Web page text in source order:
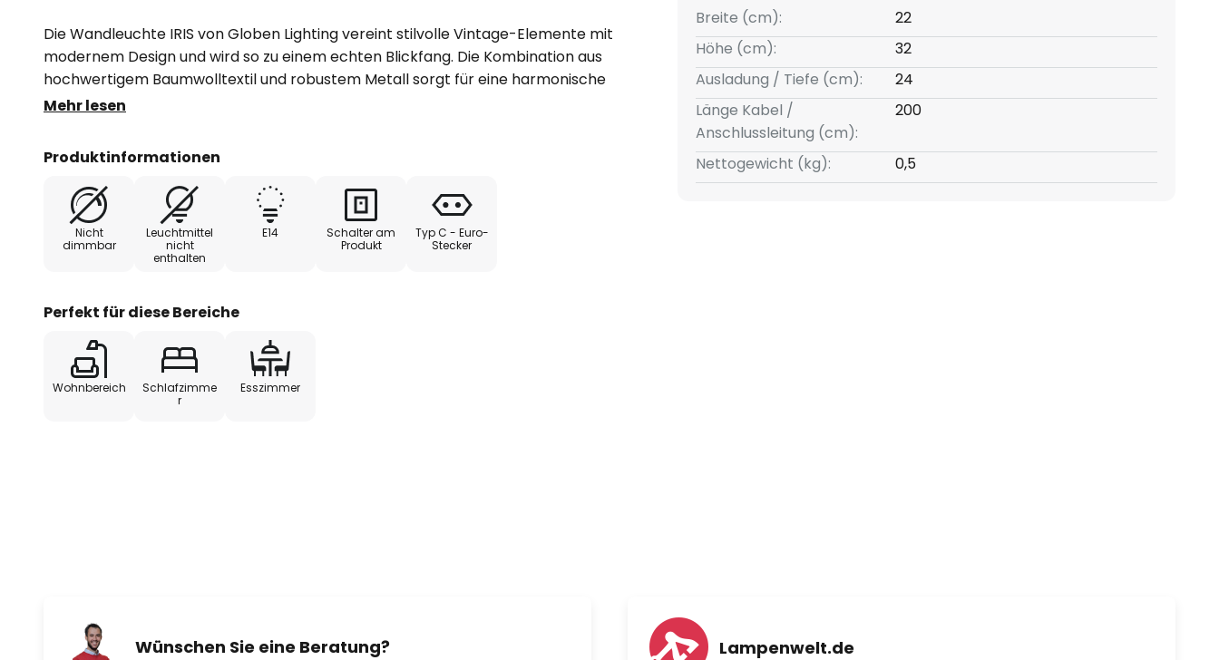
Die Wandleuchte IRIS von Globen Lighting vereint stilvolle Vintage-Elemente mit
modernem Design und wird so zu einem echten Blickfang. Die Kombination aus
hochwertigem Baumwolltextil und robustem Metall sorgt für eine harmonische
Materialkomposition, die sowohl optisch als auch haptisch überzeugt. Die grüne
eine edle und zugleich warme Ausstrahlung.
Perfekt geeignet für Wohn-, Schlaf- oder Esszimmer, schafft die Wandleuchte IRIS
eine angenehme Atmosphäre und setzt gezielte Lichtakzente. Das durchdachte
Design von Erika Norén macht die Leuchte nicht nur zu einer funktionalen
Lichtquelle, sondern auch zu einem stilvollen Dekorationselement, das jedem
Mehr lesen
Produktinformationen
Nicht
dimmbar
Leuchtmittel
nicht
enthalten
E14
Schalter am
Produkt
Typ C - Euro-
Stecker
Perfekt für diese Bereiche
Wohnbereich
Schlafzimme
r
Esszimmer
Breite (cm):
22
Höhe (cm):
32
Ausladung / Tiefe (cm):
24
Länge Kabel /
Anschlussleitung (cm):
200
Nettogewicht (kg): 0,5
Wünschen Sie eine Beratung? Lampenwelt.de